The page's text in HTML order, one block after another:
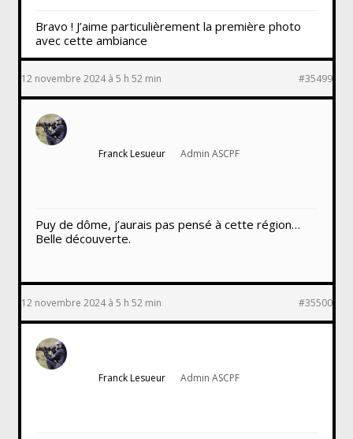
Bravo ! J’aime particulièrement la première photo
avec cette ambiance
12 novembre 2024 à 5 h 52 min #35499
Franck Lesueur Admin ASCPF
Puy de dôme, j’aurais pas pensé à cette région…
Belle découverte.
12 novembre 2024 à 5 h 52 min #35500
Franck Lesueur Admin ASCPF